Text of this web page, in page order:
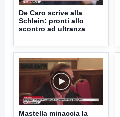
De Caro scrive alla
Schlein: pronti allo
scontro ad ultranza
Mastella minaccia la